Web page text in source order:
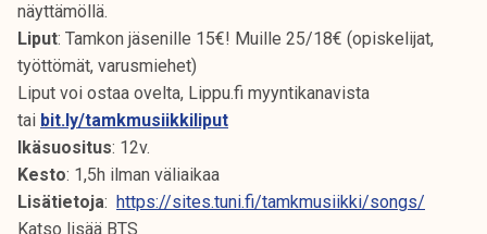
näyttämöllä.
Liput: Tamkon jäsenille 15€! Muille 25/18€ (opiskelijat,
työttömät, varusmiehet)
Liput voi ostaa ovelta, Lippu.fi myyntikanavista
tai bit.ly/tamkmusiikkiliput
Ikäsuositus: 12v.
Kesto: 1,5h ilman väliaikaa
Lisätietoja: https://sites.tuni.fi/tamkmusiikki/songs/
Katso lisää BTS